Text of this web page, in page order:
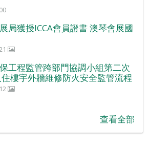
局獲授ICCA會員證書 澳琴會展國
工程監管跨部門協調小組第二次
樓宇外牆維修防火安全監管流程
查看全部